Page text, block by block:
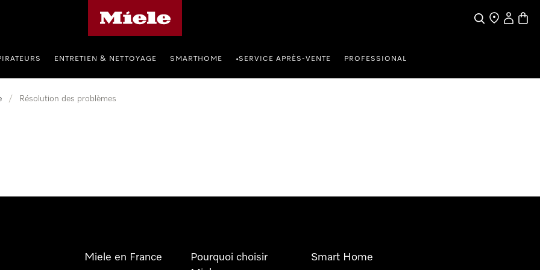
SearchFind a store
My
ENTRETIEN & NETTOYAGE SMARTHOME •SERVICE APRÈS-VENTE PROFESSIONAL
/ Résolution des problèmes
Miele en France
Pourquoi choisir
Smart Home